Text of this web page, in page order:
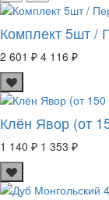
Комплект 5шт /
2 601 ₽ 4 116 ₽
Клён Явор (от
1 140 ₽ 1 353 ₽